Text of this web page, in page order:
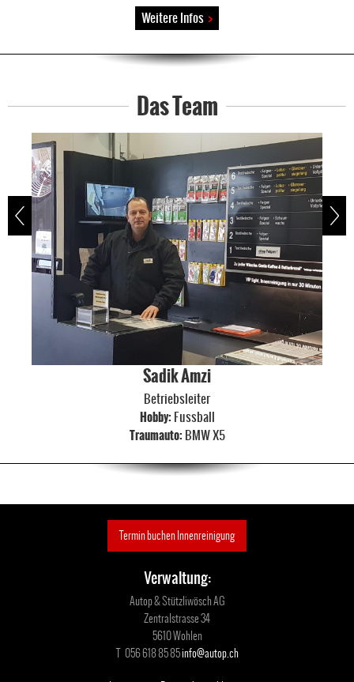
Weitere Infos >
Das Team
Sadik Amzi
Betriebsleiter
Hobby: Fussball
Traumauto: BMW X5
Termin buchen Innenreinigung
Verwaltung:
Autop & Stützliwösch AG
Zentralstrasse 34
5610 Wohlen
T 056 618 85 85info@autop.ch